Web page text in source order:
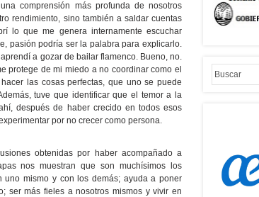
comprensión más profunda de nosotros
rendimiento, sino también a saldar cuentas
lo que me genera internamente escuchar
pasión podría ser la palabra para explicarlo.
a gozar de bailar flamenco. Bueno, no.
protege de mi miedo a no coordinar como el
las cosas perfectas, que uno se puede
tuve que identificar que el temor a la
después de haber crecido en todos esos
por no crecer como persona.
obtenidas por haber acompañado a
nos muestran que son muchísimos los
uno mismo y con los demás; ayuda a poner
ser más fieles a nosotros mismos y vivir en